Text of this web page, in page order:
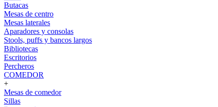
Butacas
Mesas de centro
Mesas laterales
Aparadores y consolas
Stools, puffs y bancos largos
Bibliotecas
Escritorios
Percheros
COMEDOR
+
Mesas de comedor
Sillas